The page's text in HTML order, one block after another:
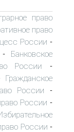
право
право
России -
- Банковское
России -
Гражданское
России -
России -
России -